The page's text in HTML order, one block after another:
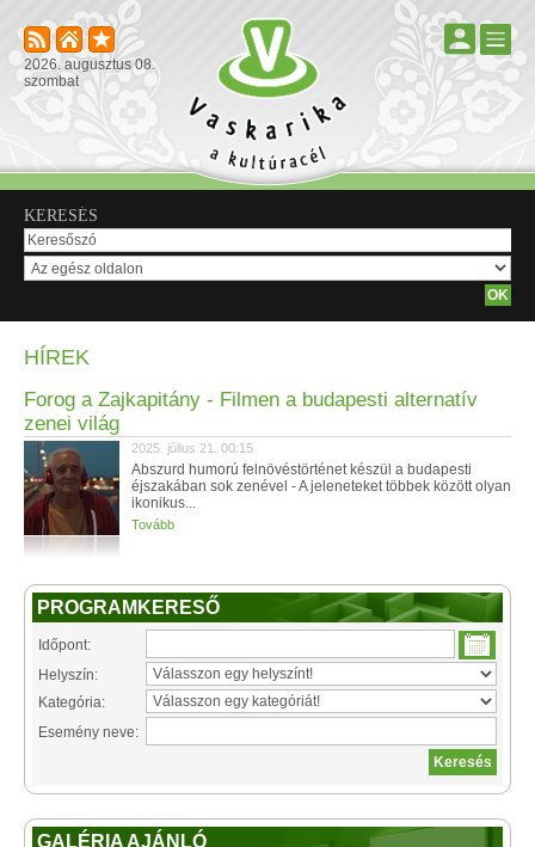
2026. augusztus 08.
szombat
KERESÉS
HÍREK
Forog a Zajkapitány - Filmen a budapesti alternatív
zenei világ
2025. július 21. 00:15
Abszurd humorú felnövéstörténet készül a budapesti
éjszakában sok zenével - A jeleneteket többek között olyan
ikonikus...
Tovább
PROGRAMKERESŐ
Időpont:
Helyszín:
Kategória:
Esemény neve:
GALÉRIA AJÁNLÓ